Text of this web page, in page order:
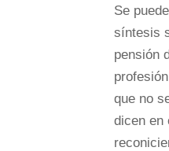
Se
síntesis
pensión
que no
dicen en